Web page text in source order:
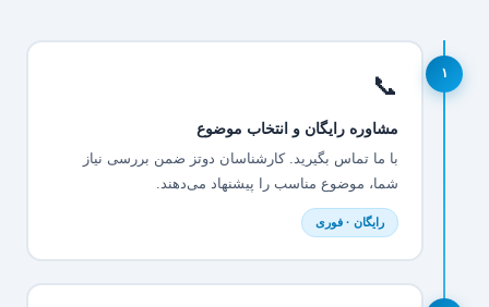
۱ 📞
مشاوره رایگان و انتخاب موضوع
با ما تماس بگیرید. کارشناسان دوتز ضمن بررسی نیاز
شما، موضوع مناسب را پیشنهاد می‌دهند.
رایگان · فوری